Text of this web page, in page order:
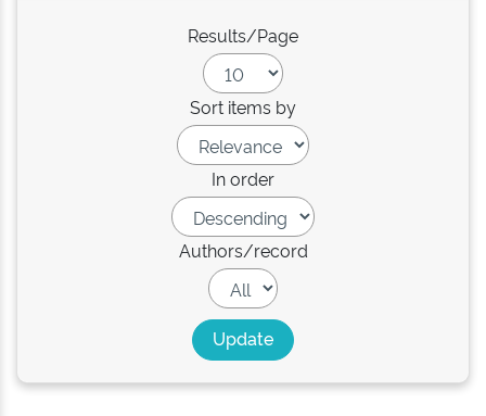
Results/Page
Sort items by
In order
Authors/record